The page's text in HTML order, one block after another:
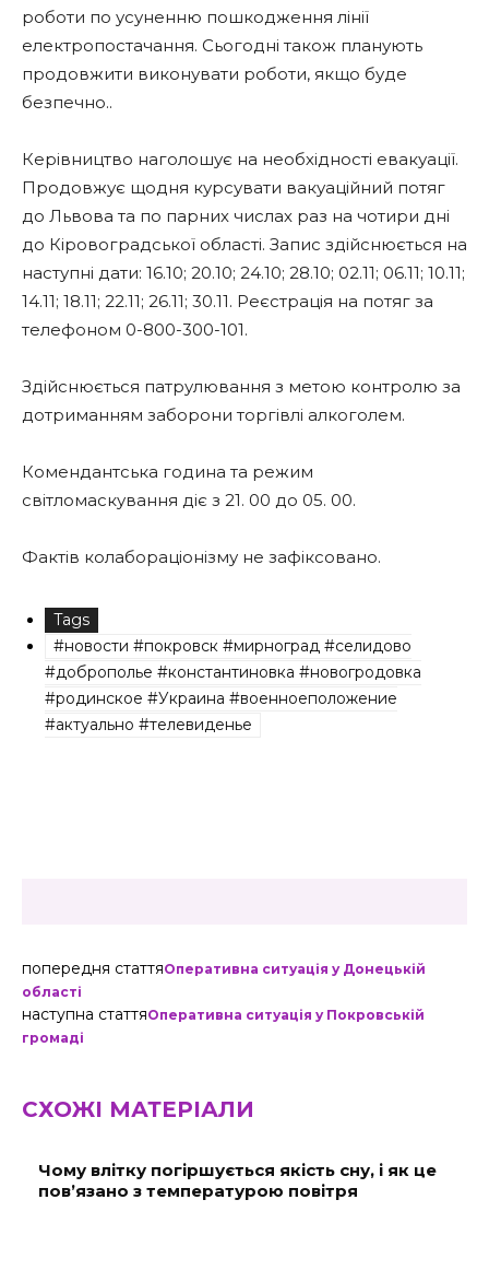
роботи по усуненню пошкодження лінії
електропостачання. Сьогодні також планують
продовжити виконувати роботи, якщо буде
безпечно..
Керівництво наголошує на необхідності евакуації.
Продовжує щодня курсувати вакуаційний потяг
до Львова та по парних числах раз на чотири дні
до Кіровоградської області. Запис здійснюється на
наступні дати: 16.10; 20.10; 24.10; 28.10; 02.11; 06.11; 10.11;
14.11; 18.11; 22.11; 26.11; 30.11. Реєстрація на потяг за
телефоном 0-800-300-101.
Здійснюється патрулювання з метою контролю за
дотриманням заборони торгівлі алкоголем.
Комендантська година та режим
світломаскування діє з 21. 00 до 05. 00.
Фактів колабораціонізму не зафіксовано.
Tags
#новости #покровск #мирноград #селидово
#доброполье #константиновка #новогродовка
#родинское #Украина #военноеположение
#актуально #телевиденье
попередня статтяОперативна ситуація у Донецькій
області
наступна статтяОперативна ситуація у Покровській
громаді
СХОЖІ МАТЕРІАЛИ
Чому влітку погіршується якість сну, і як це
пов’язано з температурою повітря